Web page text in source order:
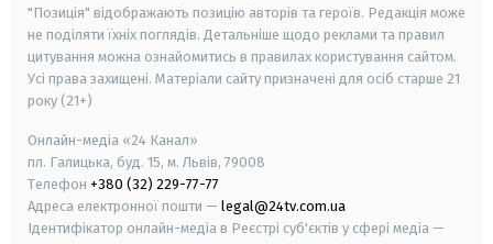
"Позиція" відображають позицію авторів та героїв. Редакція може
не поділяти їхніх поглядів. Детальніше щодо реклами та правил
цитування можна ознайомитись в правилах користування сайтом.
Усі права захищені. Матеріали сайту призначені для осіб старше 21
року (21+)
Онлайн-медіа «24 Канал»
пл. Галицька, буд. 15, м. Львів, 79008
Телефон +380 (32) 229-77-77
Адреса електронної пошти — legal@24tv.com.ua
Ідентифікатор онлайн-медіа в Реєстрі суб'єктів у сфері медіа —